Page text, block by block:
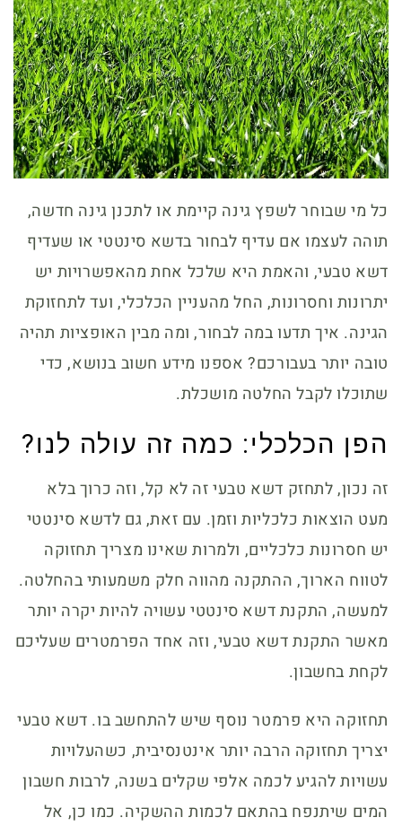
כל מי שבוחר לשפץ גינה קיימת או לתכנן גינה חדשה,
תוהה לעצמו אם עדיף לבחור בדשא סינטטי או שעדיף
דשא טבעי, והאמת היא שלכל אחת מהאפשרויות יש
יתרונות וחסרונות, החל מהעניין הכלכלי, ועד לתחזוקת
הגינה. איך תדעו במה לבחור, ומה מבין האופציות תהיה
טובה יותר בעבורכם? אספנו מידע חשוב בנושא, כדי
שתוכלו לקבל החלטה מושכלת.
הפן הכלכלי: כמה זה עולה לנו?
זה נכון, לתחזק דשא טבעי זה לא קל, וזה כרוך בלא
מעט הוצאות כלכליות וזמן. עם זאת, גם לדשא סינטטי
יש חסרונות כלכליים, ולמרות שאינו מצריך תחזוקה
לטווח הארוך, ההתקנה מהווה חלק משמעותי בהחלטה.
למעשה, התקנת דשא סינטטי עשויה להיות יקרה יותר
מאשר התקנת דשא טבעי, וזה אחד הפרמטרים שעליכם
לקחת בחשבון.
תחזוקה היא פרמטר נוסף שיש להתחשב בו. דשא טבעי
יצריך תחזוקה הרבה יותר אינטנסיבית, כשהעלויות
עשויות להגיע לכמה אלפי שקלים בשנה, לרבות חשבון
המים שיתנפח בהתאם לכמות ההשקיה. כמו כן, אל